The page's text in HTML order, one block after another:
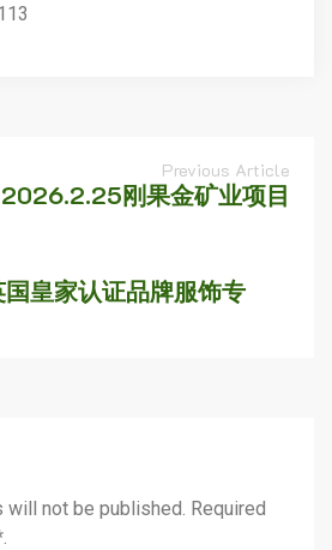
Previous Article
2026.2.25刚果金矿业项目
皇家认证品牌服饰专
will not be published. Required